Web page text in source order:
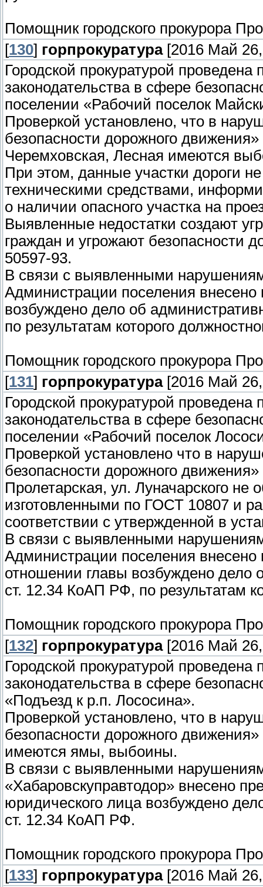
Помощник городского прокурора
[130] горпрокуратура[2016 Май
Городской прокуратурой
законодательства в сфере
поселении «Рабочий поселок
Проверкой установлено, что в
безопасности дорожного
Черемховская, Лесная имеются
При этом, данные участки дороги
техническими средствами,
о наличии опасного участка на
Выявленные недостатки создают
граждан и угрожают безопасности
50597-93.
В связи с выявленными
Администрации поселения
возбуждено дело об
по результатам которого
Помощник городского прокурора
[131] горпрокуратура[2016 Май
Городской прокуратурой
законодательства в сфере
поселении «Рабочий поселок
Проверкой установлено что в
безопасности дорожного
Пролетарская, ул. Луначарского
изготовленными по ГОСТ 10807 и
соответствии с утвержденной в
В связи с выявленными
Администрации поселения внесено
отношении главы возбуждено дело
ст. 12.34 КоАП РФ, по результатам
Помощник городского прокурора
[132] горпрокуратура[2016 Май
Городской прокуратурой
законодательства в сфере
«Подъезд к р.п. Лососина».
Проверкой установлено, что в
безопасности дорожного
имеются ямы, выбоины.
В связи с выявленными
«Хабаровскуправтодор» внесено
юридического лица возбуждено
ст. 12.34 КоАП РФ.
Помощник городского прокурора
[133] горпрокуратура[2016 Май